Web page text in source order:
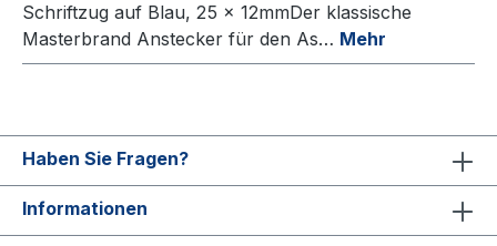
Schriftzug auf Blau, 25 x 12mmDer klassische
Masterbrand Anstecker für den As… Mehr
Haben Sie Fragen?
Informationen